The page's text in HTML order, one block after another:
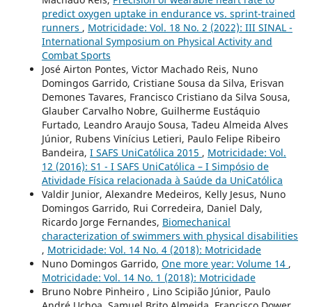
predict oxygen uptake in endurance vs. sprint-trained
runners , Motricidade: Vol. 18 No. 2 (2022): III SINAL -
International Symposium on Physical Activity and
Combat Sports
José Airton Pontes, Victor Machado Reis, Nuno
Domingos Garrido, Cristiane Sousa da Silva, Erisvan
Demones Tavares, Francisco Cristiano da Silva Sousa,
Glauber Carvalho Nobre, Guilherme Eustáquio
Furtado, Leandro Araujo Sousa, Tadeu Almeida Alves
Júnior, Rubens Vinícius Letieri, Paulo Felipe Ribeiro
Bandeira, I SAFS UniCatólica 2015 , Motricidade: Vol.
12 (2016): S1 - I SAFS UniCatólica – I Simpósio de
Atividade Física relacionada à Saúde da UniCatólica
Valdir Junior, Alexandre Medeiros, Kelly Jesus, Nuno
Domingos Garrido, Rui Corredeira, Daniel Daly,
Ricardo Jorge Fernandes, Biomechanical
characterization of swimmers with physical disabilities
, Motricidade: Vol. 14 No. 4 (2018): Motricidade
Nuno Domingos Garrido, One more year: Volume 14 ,
Motricidade: Vol. 14 No. 1 (2018): Motricidade
Bruno Nobre Pinheiro , Lino Scipião Júnior, Paulo